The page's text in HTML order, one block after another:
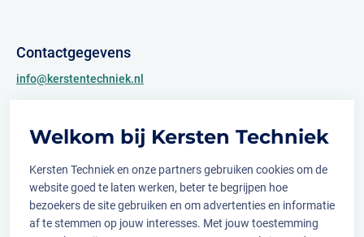
Welkom bij Kersten Techniek
Kersten Techniek en onze partners gebruiken cookies om de
website goed te laten werken, beter te begrijpen hoe
bezoekers de site gebruiken en om advertenties en informatie
af te stemmen op jouw interesses. Met jouw toestemming
Contactgegevens
info@kerstentechniek.nl
Archimedesweg 2
Volg ons op